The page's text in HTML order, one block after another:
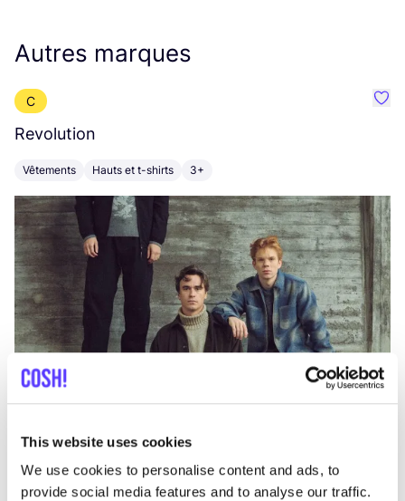
This website uses cookies
We use cookies to personalise content and ads, to
provide social media features and to analyse our traffic.
Autres marques
C
Revolution
Vêtements Hauts et t-shirts 3+